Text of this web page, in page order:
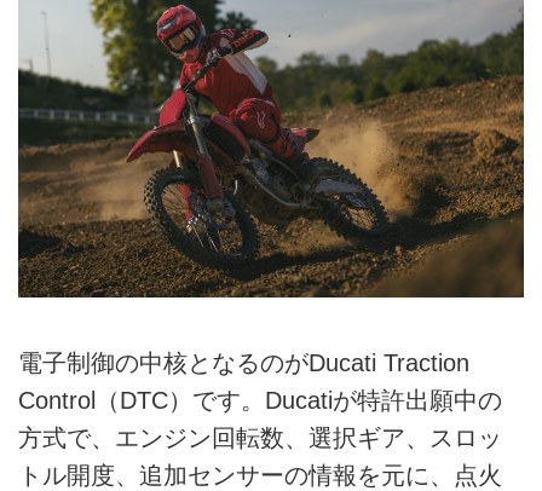
電子制御の中核となるのがDucati Traction
Control（DTC）です。Ducatiが特許出願中の
方式で、エンジン回転数、選択ギア、スロッ
トル開度、追加センサーの情報を元に、点火